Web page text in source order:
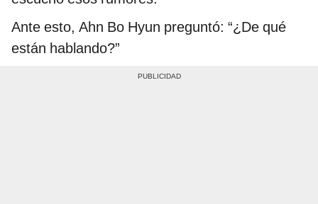
Ante esto, Ahn Bo Hyun preguntó: “¿De qué
están hablando?”